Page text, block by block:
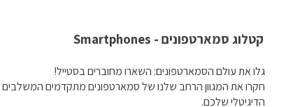
קטלוג סמארטפונים - Smartphones
גלו את עולם הסמארטפונים: השארו מחוברים בסטייל!
חקרו את המגוון הרחב שלנו של סמארטפונים מתקדמים המשלבים
הדיגיטלי שלכם.